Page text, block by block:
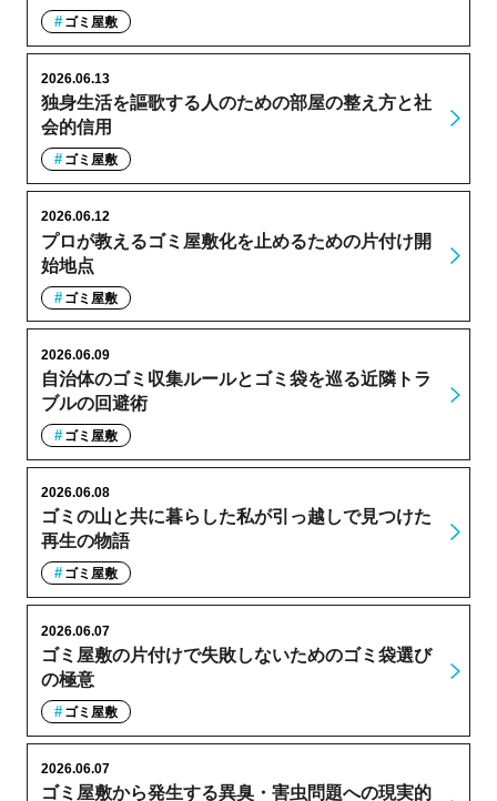
ゴミ屋敷
独身生活を謳歌する人のための部屋の整え方と社
会的信用
2026.06.13
ゴミ屋敷
プロが教えるゴミ屋敷化を止めるための片付け開
始地点
2026.06.12
ゴミ屋敷
自治体のゴミ収集ルールとゴミ袋を巡る近隣トラ
ブルの回避術
2026.06.09
ゴミ屋敷
ゴミの山と共に暮らした私が引っ越しで見つけた
再生の物語
2026.06.08
ゴミ屋敷
ゴミ屋敷の片付けで失敗しないためのゴミ袋選び
の極意
2026.06.07
ゴミ屋敷
ゴミ屋敷から発生する異臭・害虫問題への現実的
2026.06.07